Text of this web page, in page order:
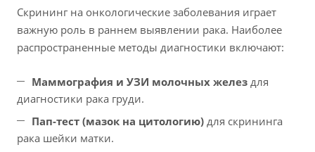
Скрининг на онкологические заболевания играет
важную роль в раннем выявлении рака. Наиболее
распространенные методы диагностики включают:
Маммография и УЗИ молочных желез для
диагностики рака груди.
Пап-тест (мазок на цитологию) для скрининга
рака шейки матки.